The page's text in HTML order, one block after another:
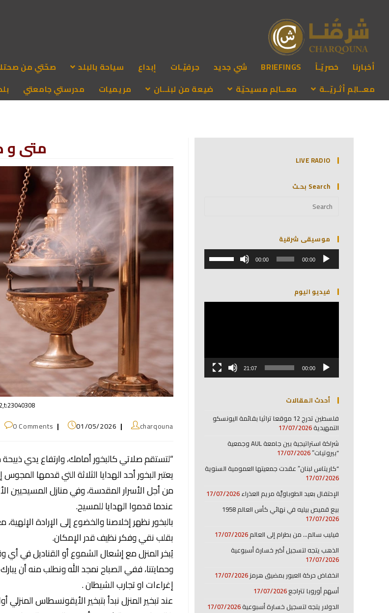
أخبارنا حَصريّـاً BRIEFINGS شي جديد حِرفيّـات إبداع سياحة بالبلد صحّتي من
معــالِم أثـريّــة
معــالِم مسيحيّة ضيعة من لبنــان مريميات مدرستي جامعتي
متى و
charqouna
01/05/2026
0 Comments
“لتستقم صلاتي كالبخور أمامك، وارتفاع يدي ذبيحة
يعتبر البخور أحد الهدايا الثلاثة التي قدمها
من أجل الأسرار المقدسة، وفي منازل
عندما قدموا الهدايا للمسيح.
بالبخور نظهر إخلاصنا والخضوع إلى الإرادة
بقلب نقي وفكر نظيف قدر الإمكان.
يُبخر المنزل مع إشعال الشموع أو القناديل في أي
وحمايتنا، ففي الصباح نمجد الله ونطلب منه أن
إغراءات او تجارب الشيطان .
عند تبخير المنزل نبدأ بتبخير الأيقونسطاس المنزلي
LIVE RADIO
Search بحـث
موسيقى شرقية
مشغل
الصوت 00:00
00:00
مفاتيح
لزيادة
فيديو اليوم
مشغل
00:00
21:07
أحدث المقالات
فلسطين تدرج 12 موقعا تراثيا بقائمة اليونسكو
التمهيدية17/07/2026
شراكة استراتيجية بين جامعة AUL وجمعية
“بيروتيات”17/07/2026
“كاريتاس لبنان” عقدت جمعيتها العمومية السنوية
17/07/2026
الإحتفال بعيد الطوباويَّة مريم العذراء17/07/2026
بيع قميص بيليه في نهائي كأس العالم 1958
17/07/2026
فيليب سالم… من بطرام إلى العالم17/07/2026
الذهب يتجه لتسجيل أكبر خسارة أسبوعية
17/07/2026
انخفاض حركة العبور بمضيق هرمز17/07/2026
أسهم أوروبا تتراجع17/07/2026
الدولار يتجه لتسجيل خسارة أسبوعية17/07/2026